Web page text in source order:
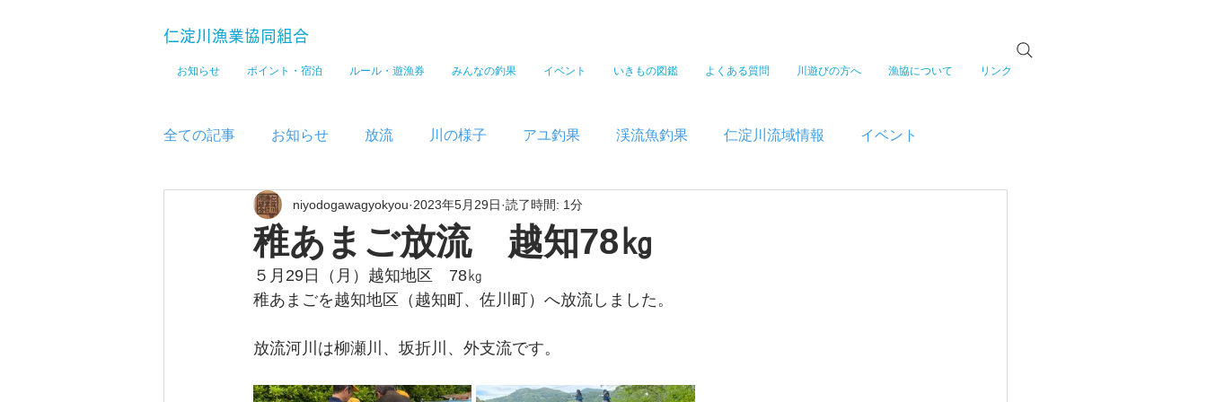
仁淀川漁業協同組合
お知らせ ポイント・宿泊 ルール・遊漁券 みんなの釣果 イベント いきもの図鑑 よくある質問 川遊びの方へ 漁協について リンク
全ての記事 お知らせ 放流 川の様子 アユ釣果 渓流魚釣果 仁淀川流域情報 イベント
メディア
稚あまご放流 越知78㎏
niyodogawagyokyou 2023年5月29日 読了時間: 1分
５月29日（月）越知地区　78㎏
稚あまごを越知地区（越知町、佐川町）へ放流しました。
放流河川は柳瀬川、坂折川、外支流です。